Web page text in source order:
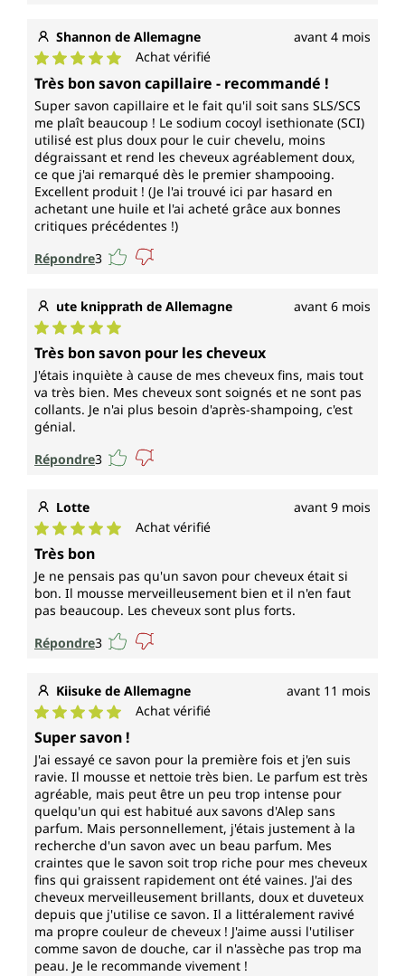
Shannon de Allemagne avant 4 mois
Note moyenne de 5 sur 5 étoiles
Achat vérifié
Très bon savon capillaire - recommandé !
Super savon capillaire et le fait qu'il soit sans SLS/SCS
me plaît beaucoup ! Le sodium cocoyl isethionate (SCI)
utilisé est plus doux pour le cuir chevelu, moins
dégraissant et rend les cheveux agréablement doux,
ce que j'ai remarqué dès le premier shampooing.
Excellent produit ! (Je l'ai trouvé ici par hasard en
achetant une huile et l'ai acheté grâce aux bonnes
critiques précédentes !)
Répondre3
ute knipprath de Allemagne avant 6 mois
Note moyenne de 5 sur 5 étoiles
Très bon savon pour les cheveux
J'étais inquiète à cause de mes cheveux fins, mais tout
va très bien. Mes cheveux sont soignés et ne sont pas
collants. Je n'ai plus besoin d'après-shampoing, c'est
génial.
Répondre3
Lotte avant 9 mois
Note moyenne de 5 sur 5 étoiles
Achat vérifié
Très bon
Je ne pensais pas qu'un savon pour cheveux était si
bon. Il mousse merveilleusement bien et il n'en faut
pas beaucoup. Les cheveux sont plus forts.
Répondre3
Kiisuke de Allemagne avant 11 mois
Note moyenne de 5 sur 5 étoiles
Achat vérifié
Super savon !
J'ai essayé ce savon pour la première fois et j'en suis
ravie. Il mousse et nettoie très bien. Le parfum est très
agréable, mais peut être un peu trop intense pour
quelqu'un qui est habitué aux savons d'Alep sans
parfum. Mais personnellement, j'étais justement à la
recherche d'un savon avec un beau parfum. Mes
craintes que le savon soit trop riche pour mes cheveux
fins qui graissent rapidement ont été vaines. J'ai des
cheveux merveilleusement brillants, doux et duveteux
depuis que j'utilise ce savon. Il a littéralement ravivé
ma propre couleur de cheveux ! J'aime aussi l'utiliser
comme savon de douche, car il n'assèche pas trop ma
peau. Je le recommande vivement !